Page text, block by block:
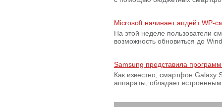
Microsoft начинает апдейт WP-
На этой неделе пользователи
возможность обновиться до
Samsung представила
Как известно, смартфон Galaxy
аппараты, обладает